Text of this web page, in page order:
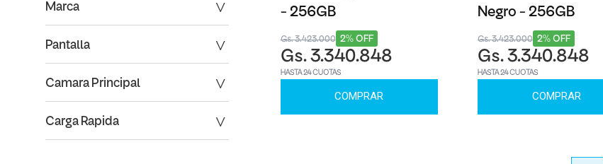
Marca
Pantalla
Carga Rapida
Camara Principal
- 256GB
2% OFF
Gs. 3.423.000
Gs. 3.340.848
HASTA 24 CUOTAS
COMPRAR
Negro - 256GB
2% OFF
Gs. 3.423.000
Gs. 3.340.848
HASTA 24 CUOTAS
COMPRAR